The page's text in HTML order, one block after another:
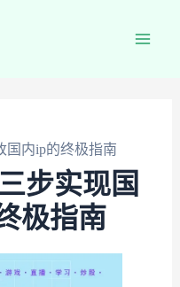
国内ip的终极指南
步实现国
极指南